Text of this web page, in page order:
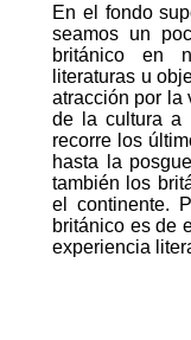
En el fondo
seamos un
británico en
literaturas u
atracción por la
de la cultura a
recorre los
hasta la
también los
el continente.
británico es de
experiencia